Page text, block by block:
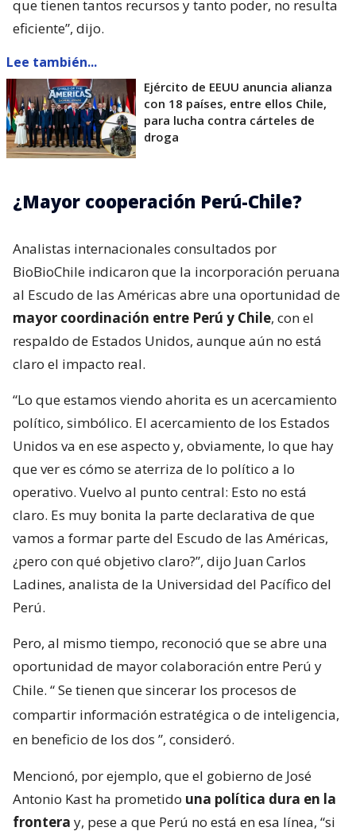
que tienen tantos recursos y tanto poder, no resulta
eficiente”, dijo.
Lee también...
Ejército de EEUU anuncia alianza
con 18 países, entre ellos Chile,
para lucha contra cárteles de
droga
¿Mayor cooperación Perú-Chile?
Analistas internacionales consultados por
BioBioChile indicaron que la incorporación peruana
al Escudo de las Américas abre una oportunidad de
mayor coordinación entre Perú y Chile, con el
respaldo de Estados Unidos, aunque aún no está
claro el impacto real.
“Lo que estamos viendo ahorita es un acercamiento
político, simbólico. El acercamiento de los Estados
Unidos va en ese aspecto y, obviamente, lo que hay
que ver es cómo se aterriza de lo político a lo
operativo. Vuelvo al punto central: Esto no está
claro. Es muy bonita la parte declarativa de que
vamos a formar parte del Escudo de las Américas,
¿pero con qué objetivo claro?”, dijo Juan Carlos
Ladines, analista de la Universidad del Pacífico del
Perú.
Pero, al mismo tiempo, reconoció que se abre una
oportunidad de mayor colaboración entre Perú y
Chile. “Se tienen que sincerar los procesos de
compartir información estratégica o de inteligencia,
en beneficio de los dos ”, consideró.
Mencionó, por ejemplo, que el gobierno de José
Antonio Kast ha prometido una política dura en la
frontera y, pese a que Perú no está en esa línea, “si